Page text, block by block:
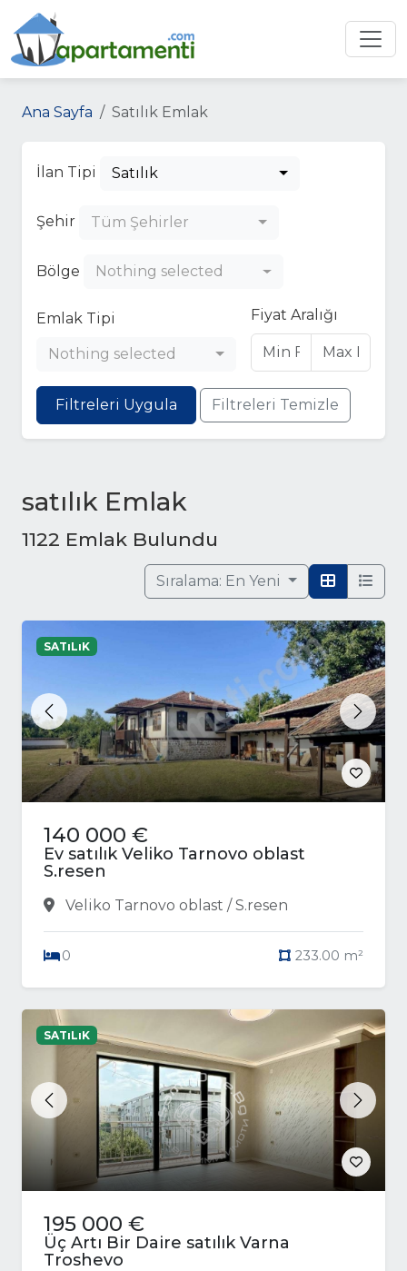
Ana Sayfa Satılık Emlak
İlan Tipi Satılık
Şehir Tüm Şehirler
Bölge Nothing selected
Emlak Tipi
Nothing selected
Fiyat Aralığı
Filtreleri Uygula Filtreleri Temizle
satılık Emlak
1122 Emlak Bulundu
Sıralama: En Yeni
Previous Next
SATıLıK
140 000 €
Ev satılık Veliko Tarnovo oblast
S.resen
Veliko Tarnovo oblast / S.resen
0 233.00 m²
Previous Next
SATıLıK
195 000 €
Üç Artı Bir Daire satılık Varna
Troshevo